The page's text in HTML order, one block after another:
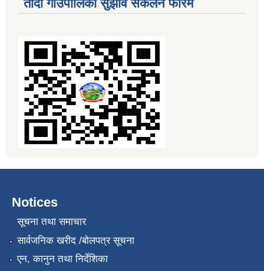
तादी गाउँपालिका सुझाव संकलन फारम
Notices
सूचना तथा समाचार
सार्वजनिक खरीद /बोलपत्र सूचना
एन, कानुन तथा निर्देशिका